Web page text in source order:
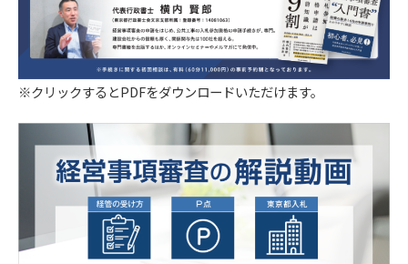
※クリックするとPDFをダウンロードいただけます。